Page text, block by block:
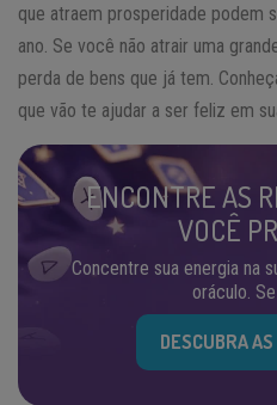
que atraem prosperidade podem
ano. Se você não atrair uma
perda de bens que já tem.
que vão te ajudar a ser feliz em
ENCONTRE AS
VOCÊ
Concentre sua energia na
oráculo.
DESCUBRA